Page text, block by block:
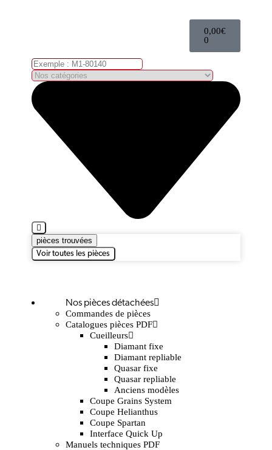
0,00€
0
pièces trouvées
Voir toutes les pièces
Nos pièces détachées
Commandes de pièces
Catalogues pièces PDF
Cueilleurs
Diamant fixe
Diamant repliable
Quasar fixe
Quasar repliable
Anciens modèles
Coupe Grains System
Coupe Helianthus
Coupe Spartan
Interface Quick Up
Manuels techniques PDF